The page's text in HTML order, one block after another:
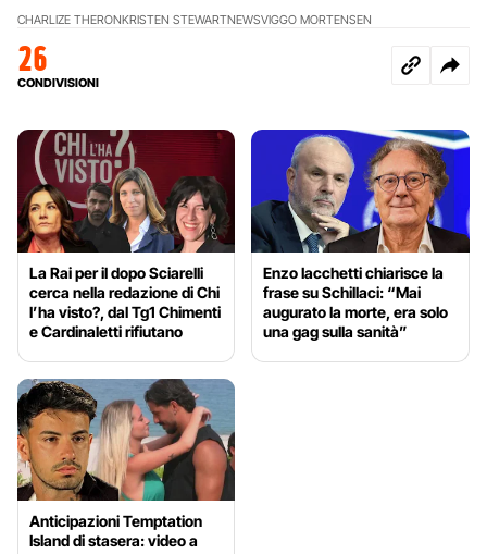
CHARLIZE THERONKRISTEN STEWARTNEWSVIGGO MORTENSEN
26
CONDIVISIONI
La Rai per il dopo Sciarelli
cerca nella redazione di Chi
l’ha visto?, dal Tg1 Chimenti
e Cardinaletti rifiutano
Enzo Iacchetti chiarisce la
frase su Schillaci: “Mai
augurato la morte, era solo
una gag sulla sanità”
Anticipazioni Temptation
Island di stasera: video a